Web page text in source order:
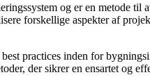
og er en metode
forskellige aspekter af
practices inden for
der sikrer en ensartet og